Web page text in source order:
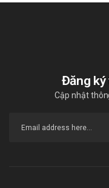
Đăng ký
Cập nhật